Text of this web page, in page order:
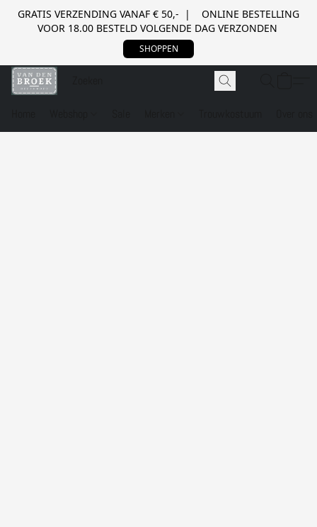
GRATIS VERZENDING VANAF € 50,- | ONLINE BESTELLING
VOOR 18.00 BESTELD VOLGENDE DAG VERZONDEN
SHOPPEN